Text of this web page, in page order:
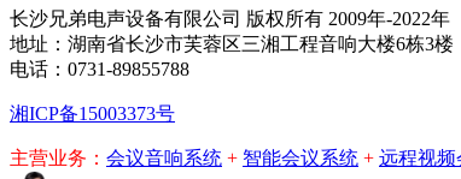
长沙兄弟电声设备有限公司 版权所有 2009年-2022年
地址：湖南省长沙市芙蓉区三湘工程音响大楼6栋3楼
电话：0731-89855788
湘ICP备15003373号
主营业务： 会议音响系统 + 智能会议系统 + 远程视频